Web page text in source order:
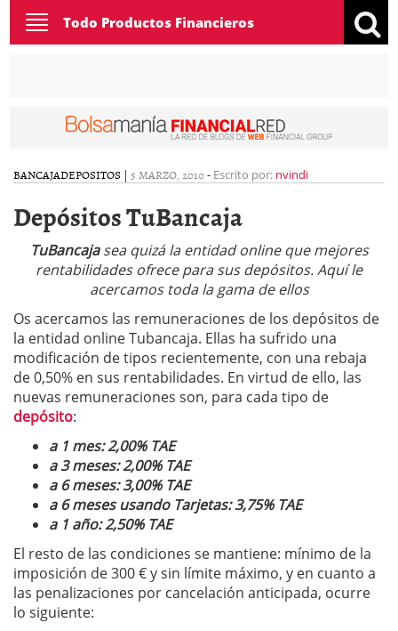
Toggle
navigation
Todo Productos Financieros
BANCAJADEPOSITOS | 5 MARZO, 2010- Escrito por: nvindi
Depósitos TuBancaja
TuBancajasea quizá la entidad online que mejores
rentabilidades ofrece para sus depósitos. Aquí le
acercamos toda la gama de ellos
Os acercamos las remuneraciones de los depósitos de
la entidad online Tubancaja. Ellas ha sufrido una
modificación de tipos recientemente, con una rebaja
de 0,50% en sus rentabilidades. En virtud de ello, las
nuevas remuneraciones son, para cada tipo de
depósito:
a 1 mes: 2,00% TAE
a 3 meses: 2,00% TAE
a 6 meses: 3,00% TAE
a 6 meses usando Tarjetas: 3,75% TAE
a 1 año: 2,50% TAE
El resto de las condiciones se mantiene: mínimo de la
imposición de 300 € y sin límite máximo, y en cuanto a
las penalizaciones por cancelación anticipada, ocurre
lo siguiente: